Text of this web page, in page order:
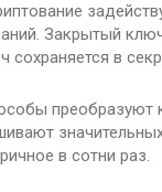
Закрытый
в
преобразуют
в сотни раз.